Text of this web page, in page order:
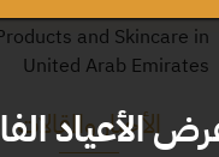
الأخبار والمقالات
الأعياد